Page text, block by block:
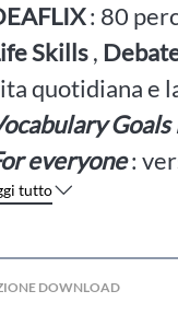
: 80
Skills,
quotidiana e
Goals
everyone:
tutto
DOWNLOAD